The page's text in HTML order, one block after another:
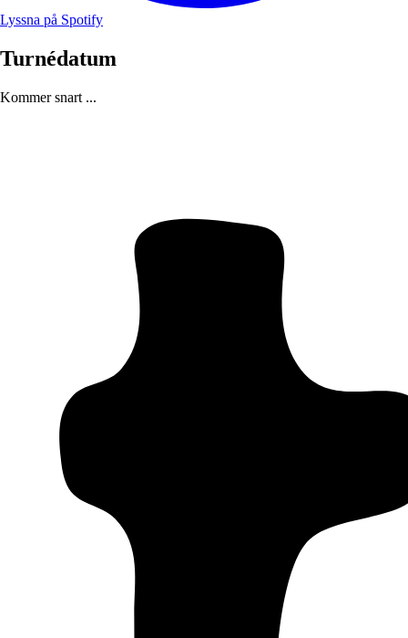
Lyssna på Spotify
Turnédatum
Kommer snart ...